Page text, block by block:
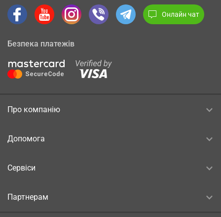
Онлайн чат
Безпека платежів
Про компанію
Допомога
Сервіси
Партнерам